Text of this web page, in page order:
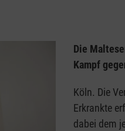
Die
Kampf
Köln. Die
Erkrankte
dabei dem